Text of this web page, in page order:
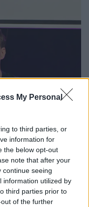
My Personal
to third parties, or
information for
the below opt-out
note that after your
continue seeing
information utilized by
third parties prior to
of the further